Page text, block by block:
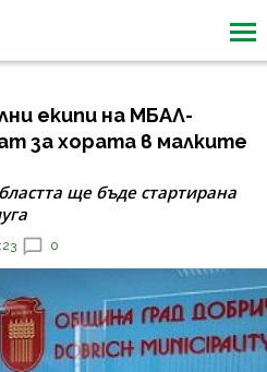
екипи на МБАЛ-
за хората в малките
ще бъде стартирана
0